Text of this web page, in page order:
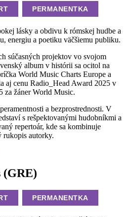
PERMANENTKA
lásky a obdivu k rómskej hudbe a
energiu a poetiku väčšiemu publiku.
súčasných projektov vo svojom
album v histórii sa ocitol na
World Music Charts Europe a
aj cenu Radio_Head Award 2025 v
za žáner World Music.
a bezprostrednosti. V
s rešpektovanými hudobníkmi a
repertoár, kde sa kombinuje
rukopis autorky.
(GRE)
PERMANENTKA